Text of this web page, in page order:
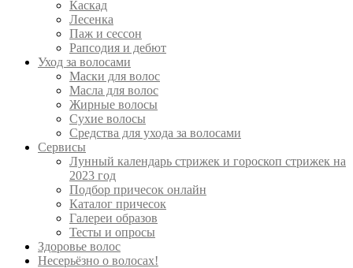
Каскад
Лесенка
Паж и сессон
Рапсодия и дебют
Уход за волосами
Маски для волос
Масла для волос
Жирные волосы
Сухие волосы
Средства для ухода за волосами
Сервисы
Лунный календарь стрижек и гороскоп стрижек на
2023 год
Подбор причесок онлайн
Каталог причесок
Галереи образов
Тесты и опросы
Здоровье волос
Несерьёзно о волосах!